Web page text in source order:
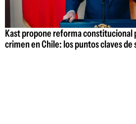
Kast propone reforma constitucional
crimen en Chile: los puntos claves de